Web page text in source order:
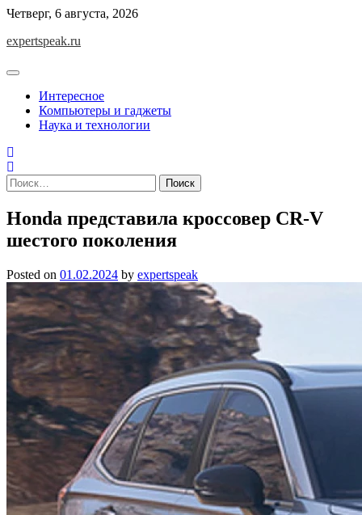
Skip
content
Четверг, 6 августа, 2026
expertspeak.ru
Интересное
Компьютеры и гаджеты
Наука и технологии
Найти:
Honda представила кроссовер CR-V
шестого поколения
Posted on 01.02.2024 by expertspeak